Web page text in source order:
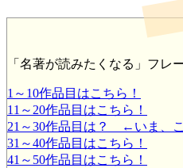
「名著が読みたくなる」フレ
1～10作品目はこちら！
11～20作品目はこちら！
21～30作品目は？ ←いま、
31～40作品目はこちら！
41～50作品目はこちら！